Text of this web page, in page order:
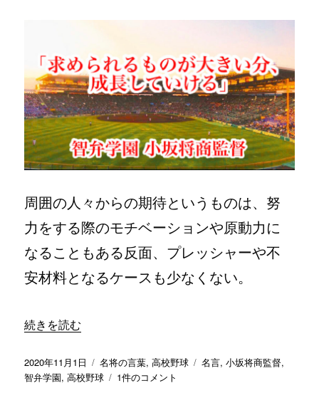
な
い
が、
笑
顔
も
忘
れ
／
智
弁
学
小
へ
の
周囲の人々からの期待というものは、努
力をする際のモチベーションや原動力に
なることもある反面、プレッシャーや不
安材料となるケースも少なくない。
“「求められるものが大きい分、成長していける」／ 智
続きを読む
投
稿
2020年11月1日
カ
テ
名将の言葉,高校野球
タ
名言,小坂将商監督,
智弁学園,高校野球
「求
1件のコメント